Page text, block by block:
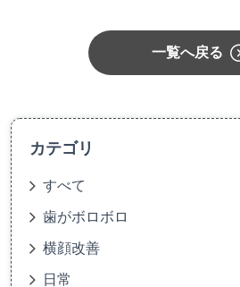
一覧へ戻る
カテゴリ
すべて
歯がボロボロ
横顔改善
日常